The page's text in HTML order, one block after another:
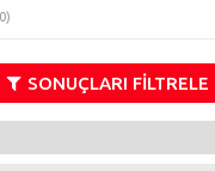
SONUÇLARI FİLTRELE